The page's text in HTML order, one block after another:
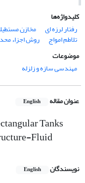
کلیدواژه‌ها
رفتار لرزه ای
مخازن
تلاطم امواج
روش اجزاء
موضوعات
مهندسی سازه و زلزله
عنوان مقاله English
Tanks
Fluid
نویسندگان English